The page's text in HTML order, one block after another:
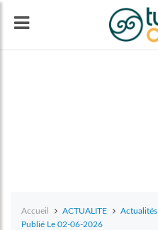
Accueil ACTUALITE
Actualités
Publié Le 02-06-2026